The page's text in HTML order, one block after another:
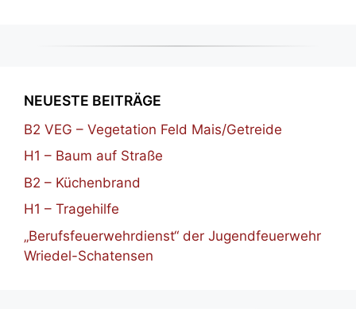
NEUESTE BEITRÄGE
B2 VEG – Vegetation Feld Mais/Getreide
H1 – Baum auf Straße
B2 – Küchenbrand
H1 – Tragehilfe
„Berufsfeuerwehrdienst“ der Jugendfeuerwehr
Wriedel-Schatensen